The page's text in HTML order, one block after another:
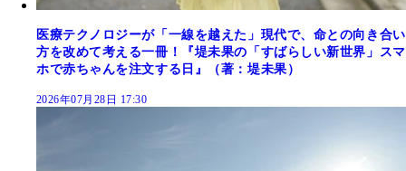
医療テクノロジーが「一線を越えた」現代で、命との向き合い
方を改めて考える一冊！『堤未果の「すばらしい新世界」スマ
ホで赤ちゃんを注文する日』（著：堤未果）
2026年07月28日 17:30